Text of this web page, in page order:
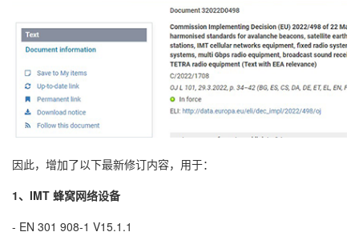
因此，增加了以下最新修订内容，用于：
1、IMT 蜂窝网络设备
- EN 301 908-1 V15.1.1